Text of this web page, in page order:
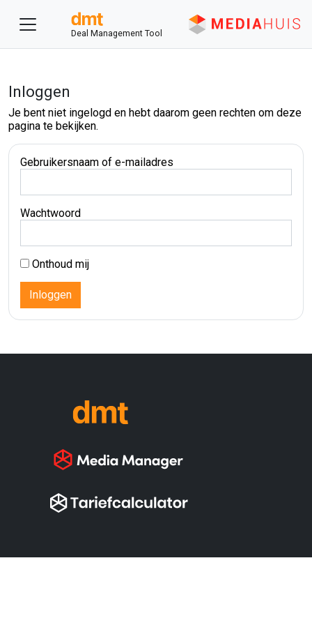
Deal Management Tool
Inloggen
Je bent niet ingelogd en hebt daarom geen rechten om deze
pagina te bekijken.
Gebruikersnaam of e-mailadres
Wachtwoord
Onthoud mij